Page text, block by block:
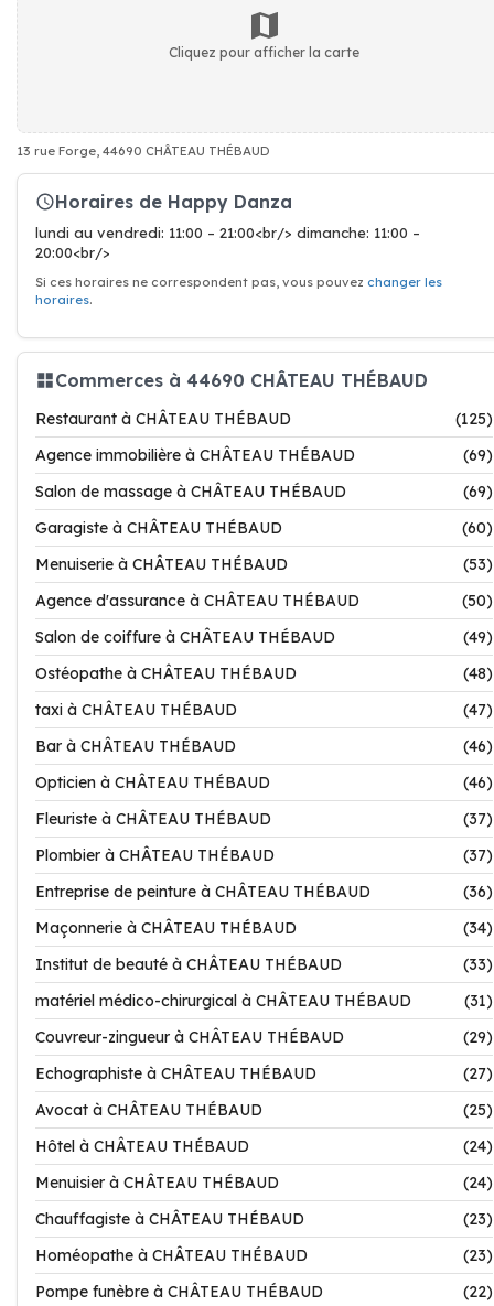
Cliquez pour afficher la carte
13 rue Forge, 44690 CHÂTEAU THÉBAUD
Horaires de Happy Danza
lundi au vendredi: 11:00 – 21:00<br/> dimanche: 11:00 –
20:00<br/>
Si ces horaires ne correspondent pas, vous pouvez changer les
horaires.
Commerces à 44690 CHÂTEAU THÉBAUD
Restaurant à CHÂTEAU THÉBAUD
(125)
Agence immobilière à CHÂTEAU THÉBAUD
(69)
Salon de massage à CHÂTEAU THÉBAUD
(69)
Garagiste à CHÂTEAU THÉBAUD
(60)
Menuiserie à CHÂTEAU THÉBAUD
(53)
Agence d'assurance à CHÂTEAU THÉBAUD
(50)
Salon de coiffure à CHÂTEAU THÉBAUD
(49)
Ostéopathe à CHÂTEAU THÉBAUD
(48)
taxi à CHÂTEAU THÉBAUD
(47)
Bar à CHÂTEAU THÉBAUD
(46)
Opticien à CHÂTEAU THÉBAUD
(46)
Fleuriste à CHÂTEAU THÉBAUD
(37)
Plombier à CHÂTEAU THÉBAUD
(37)
Entreprise de peinture à CHÂTEAU THÉBAUD
(36)
Maçonnerie à CHÂTEAU THÉBAUD
(34)
Institut de beauté à CHÂTEAU THÉBAUD
(33)
matériel médico-chirurgical à CHÂTEAU THÉBAUD
(31)
Couvreur-zingueur à CHÂTEAU THÉBAUD
(29)
Echographiste à CHÂTEAU THÉBAUD
(27)
Avocat à CHÂTEAU THÉBAUD
(25)
Hôtel à CHÂTEAU THÉBAUD
(24)
Menuisier à CHÂTEAU THÉBAUD
(24)
Chauffagiste à CHÂTEAU THÉBAUD
(23)
Homéopathe à CHÂTEAU THÉBAUD
(23)
Pompe funèbre à CHÂTEAU THÉBAUD
(22)